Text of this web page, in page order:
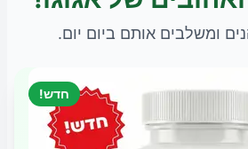
ומשלבים אותם ביום יום.
חדש!